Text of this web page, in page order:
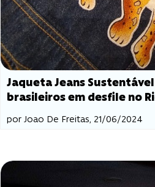
Jaqueta Jeans
brasileiros em desfile no
por Joao De Freitas, 21/06/2024